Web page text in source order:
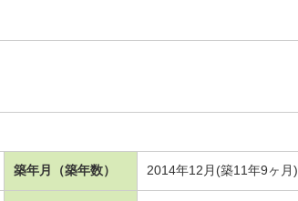
築年月（築年数） 2014年12月(築11年9ヶ月)